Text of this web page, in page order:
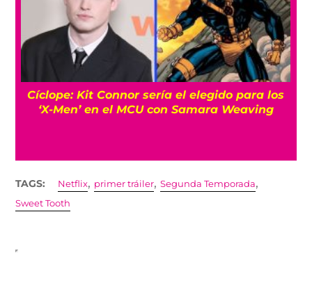
Cíclope: Kit Connor sería el elegido para los
‘X-Men’ en el MCU con Samara Weaving
TAGS: Netflix, primer tráiler,Segunda Temporada,
Sweet Tooth